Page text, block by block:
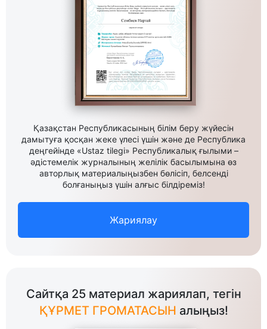
Қазақстан Республикасының білім беру жүйесін
дамытуға қосқан жеке үлесі үшін және де Республика
деңгейінде «Ustaz tilegi» Республикалық ғылыми –
әдістемелік журналының желілік басылымына өз
авторлық материалыңызбен бөлісіп, белсенді
болғаныңыз үшін алғыс білдіреміз!
Жариялау
Сайтқа 25 материал жариялап, тегін
ҚҰРМЕТ ГРОМАТАСЫН алыңыз!